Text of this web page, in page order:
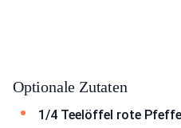
Optionale Zutaten
1/4 Teelöffel rote